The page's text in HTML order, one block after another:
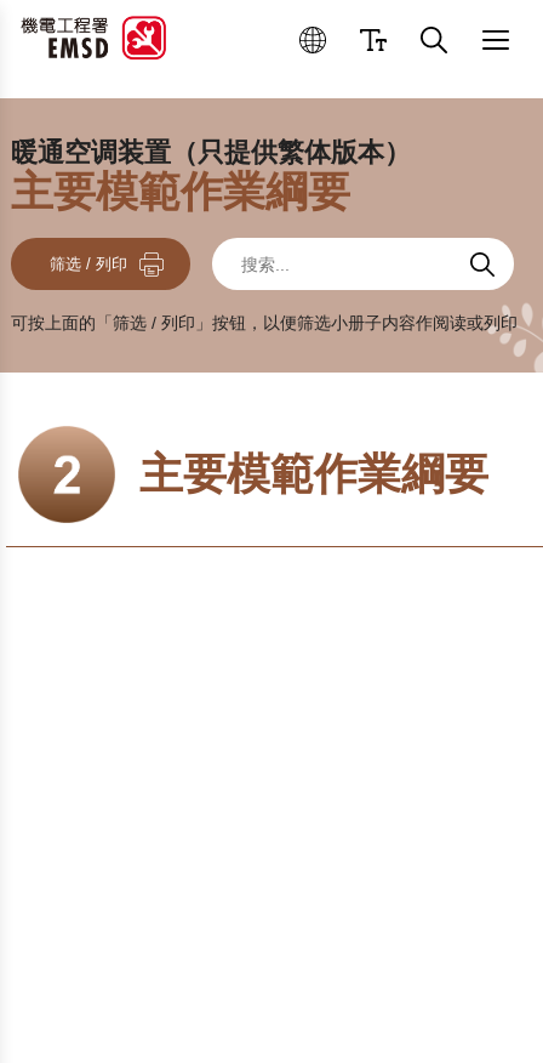
暖通空调装置（只提供繁体版本）
主要模範作業綱要
筛选 / 列印
搜索
搜索
搜索
可按上面的「筛选 / 列印」按钮，以便筛选小册子内容作阅读或列印
主要模範作業綱要